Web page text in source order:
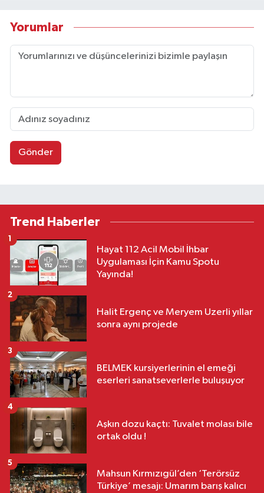
Yorumlar
Gönder
Trend Haberler
Hayat 112 Acil Mobil İhbar
Uygulaması İçin Kamu Spotu
Yayında!
1
Halit Ergenç ve Meryem Uzerli yıllar
sonra aynı projede
2
BELMEK kursiyerlerinin el emeği
eserleri sanatseverlerle buluşuyor
3
Aşkın dozu kaçtı: Tuvalet molası bile
ortak oldu !
4
Mahsun Kırmızıgül’den ‘Terörsüz
Türkiye’ mesajı: Umarım barış kalıcı
5